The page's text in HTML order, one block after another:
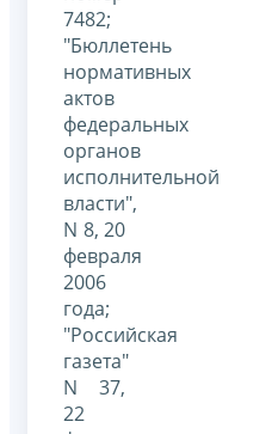
7482;
"Бюллетень
нормативных
актов
федеральных
органов
исполнительной
власти",
N 8, 20
февраля
2006
года;
"Российская
газета"
N 37,
22